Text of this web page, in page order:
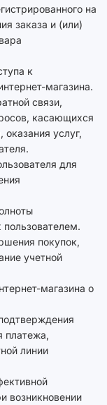
на
заказа и (или)
к
магазина.
связи,
касающихся
оказания услуг,
для
покупок,
учетной
магазина о
платежа,
линии
возникновении